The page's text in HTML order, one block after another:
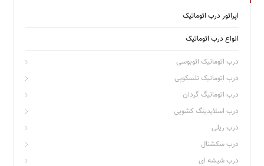
اپراتور درب اتوماتیک
انواع درب اتوماتیک
درب اتوماتیک اتوبوسی
درب اتوماتیک تلسکوپی
درب اتوماتیگ گردان
درب اسلایدینگ کشویی
درب ریلی
درب سکشنال
درب شیشه ای